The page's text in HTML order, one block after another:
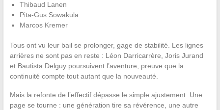
Thibaud Lanen
Pita-Gus Sowakula
Marcos Kremer
Tous ont vu leur bail se prolonger, gage de stabilité. Les lignes
arrières ne sont pas en reste : Léon Darricarrère, Joris Jurand
et Bautista Delguy poursuivent l’aventure, preuve que la
continuité compte tout autant que la nouveauté.
Mais la refonte de l’effectif dépasse le simple ajustement. Une
page se tourne : une génération tire sa révérence, une autre